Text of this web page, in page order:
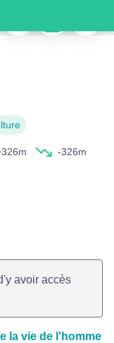
en plein écran
-326m
avoir accès
la vie de l'homme